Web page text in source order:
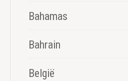
Bahamas
Bahrain
België